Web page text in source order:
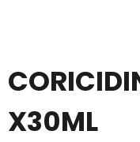
X30ML